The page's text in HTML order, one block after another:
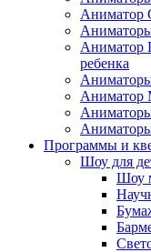
Аниматор
Аниматор
ребенка
Аниматор
Программы и
Шоу для
Шоу